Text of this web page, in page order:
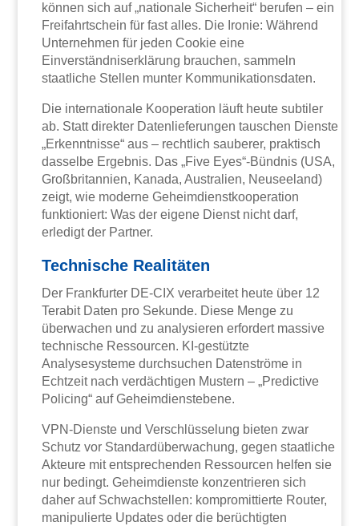
können sich auf „nationale Sicherheit“ berufen – ein
Freifahrtschein für fast alles. Die Ironie: Während
Unternehmen für jeden Cookie eine
Einverständniserklärung brauchen, sammeln
staatliche Stellen munter Kommunikationsdaten.
Die internationale Kooperation läuft heute subtiler
ab. Statt direkter Datenlieferungen tauschen Dienste
„Erkenntnisse“ aus – rechtlich sauberer, praktisch
dasselbe Ergebnis. Das „Five Eyes“-Bündnis (USA,
Großbritannien, Kanada, Australien, Neuseeland)
zeigt, wie moderne Geheimdienstkooperation
funktioniert: Was der eigene Dienst nicht darf,
erledigt der Partner.
Technische Realitäten
Der Frankfurter DE-CIX verarbeitet heute über 12
Terabit Daten pro Sekunde. Diese Menge zu
überwachen und zu analysieren erfordert massive
technische Ressourcen. KI-gestützte
Analysesysteme durchsuchen Datenströme in
Echtzeit nach verdächtigen Mustern – „Predictive
Policing“ auf Geheimdienstebene.
VPN-Dienste und Verschlüsselung bieten zwar
Schutz vor Standardüberwachung, gegen staatliche
Akteure mit entsprechenden Ressourcen helfen sie
nur bedingt. Geheimdienste konzentrieren sich
daher auf Schwachstellen: kompromittierte Router,
manipulierte Updates oder die berüchtigten